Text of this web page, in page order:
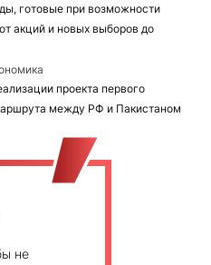
готовые при возможности
акций и новых выборов до
проекта первого
между РФ и Пакистаном
не